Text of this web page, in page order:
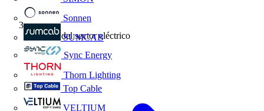
Sonnen
SUMCAB
Sync Energy
Thorn Lighting
Top Cable
VELTIUM
Noticias del sector eléctrico